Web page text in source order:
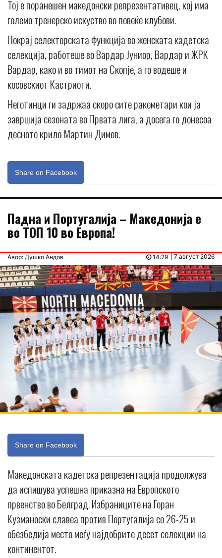
Тој е поранешен македонски репрезентативец, кој има
големо тренерско искуство во повеќе клубови.
Покрај селекторската функција во женската кадетска
селекција, работеше во Вардар Јуниор, Вардар и ЖРК
Вардар, како и во тимот на Скопје, а го водеше и
косовскиот Кастриоти.
Неготинци ги задржаа скоро сите ракометари кои ја
завршија сезоната во Првата лига, а досега го донесоа
десното крило Мартин Димов.
Share on Facebook
Падна и Португалија – Македонија е
во ТОП 10 во Европа!
Авор: Душко Андов | 7 август 2026
14:29
Share on Facebook
Македонската кадетска репрезентација продолжува
да испишува успешна приказна на Европското
првенство во Белград. Избраниците на Горан
Кузманоски славеа против Португалија со 26-25 и
обезбедија место меѓу најдобрите десет селекции на
континентот.